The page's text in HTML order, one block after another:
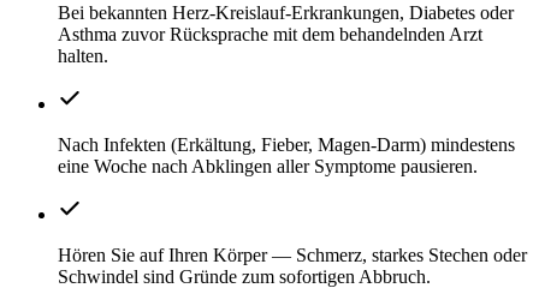
Bei bekannten Herz-Kreislauf-Erkrankungen, Diabetes oder
Asthma zuvor Rücksprache mit dem behandelnden Arzt
halten.
Nach Infekten (Erkältung, Fieber, Magen-Darm) mindestens
eine Woche nach Abklingen aller Symptome pausieren.
Hören Sie auf Ihren Körper — Schmerz, starkes Stechen oder
Schwindel sind Gründe zum sofortigen Abbruch.